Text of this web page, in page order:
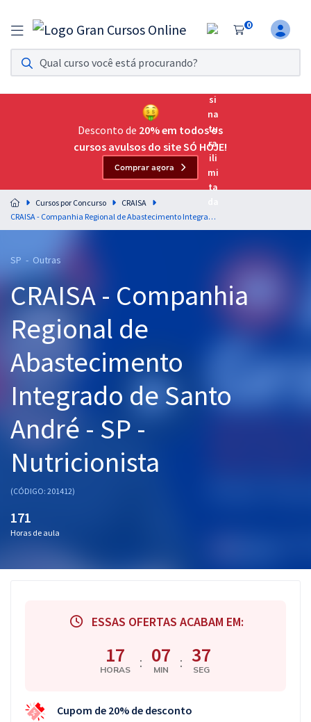
0
Assinatura Ilimitada 11
Acesso a todos os cursos. Teste grátis por 7 dias!
Assinatura OAB Até Passar
Acesso ilimitado a toda preparação para o Exame da
Residências Multiprofissionais
Preparação completa e intensiva para as principais
residências em saúde do Brasil
Cursos 20% OFF
Pós
Graduação
OAB
Mentorias
Questões grátis
Aprovados
Desconto de 20% em todos os
cursos avulsos do site SÓ HOJE!
Comprar agora
Cursos por Concurso
CRAISA
CRAISA - Companhia Regional de Abastecimento Integrado de Santo André - SP - Nutricionista
SP - Outras
CRAISA - Companhia
Regional de
Abastecimento
Integrado de Santo
André - SP -
Nutricionista
(CÓDIGO: 201412)
171
Horas de aula
ESSAS OFERTAS ACABAM EM:
17
HORAS : 07
MIN : 36
SEG
Cupom de 20% de desconto